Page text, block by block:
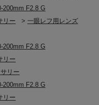
200mm F2.8 G
リー >一眼レフ用レンズ
200mm F2.8 G
リー
リー
200mm F2.8 G
リー